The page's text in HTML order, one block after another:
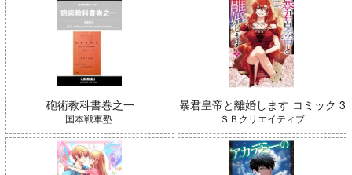
インゴクダンチ よわよわ先生
砲術教科書巻之一
国本戦車塾
暴君皇帝と離婚します コミック 3
ＳＢクリエイティブ